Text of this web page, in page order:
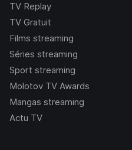
TV Replay
TV Gratuit
Films streaming
Séries streaming
Sport streaming
Molotov TV Awards
Mangas streaming
Actu TV